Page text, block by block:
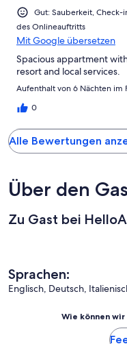
Gut: Sauberkeit, Check-
des Onlineauftritts
Mit Google übersetzen
Spacious appartment
resort and local services.
Aufenthalt von 6 Nächten im
0
Alle Bewertungen
Über den
Zu Gast bei
Sprachen:
Englisch, Deutsch,
Wie können